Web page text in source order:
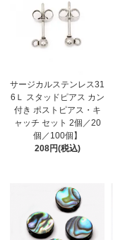
サージカルステンレス31
6Ｌ スタッドピアス カン
付き ポストピアス・キ
ャッチ セット 2個／20
個／100個】
208円(税込)